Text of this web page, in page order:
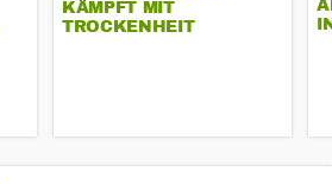
KÄMPFT MIT
TROCKENHEIT